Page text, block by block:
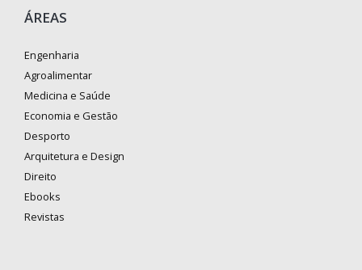
ÁREAS
Engenharia
Agroalimentar
Medicina e Saúde
Economia e Gestão
Desporto
Arquitetura e Design
Direito
Ebooks
Revistas